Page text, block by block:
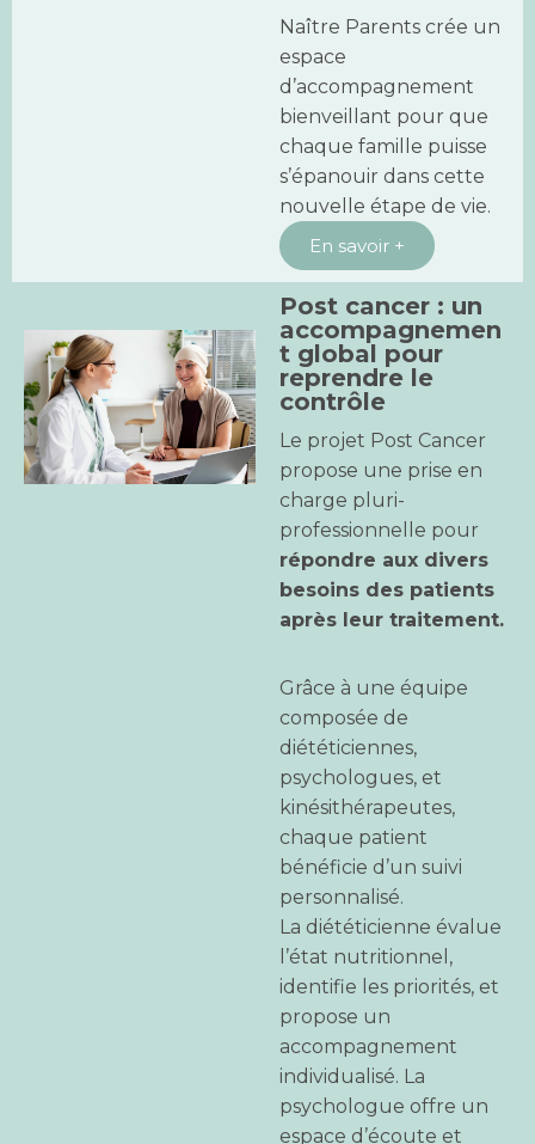
Naître Parents crée un
espace
d’accompagnement
bienveillant pour que
chaque famille puisse
s’épanouir dans cette
nouvelle étape de vie.
En savoir +
Post cancer : un
accompagnemen
t global pour
reprendre le
contrôle
Le projet Post Cancer
propose une prise en
charge pluri-
professionnelle pour
répondre aux divers
besoins des patients
après leur traitement.
Grâce à une équipe
composée de
diététiciennes,
psychologues, et
kinésithérapeutes,
chaque patient
bénéficie d’un suivi
personnalisé.
La diététicienne évalue
l’état nutritionnel,
identifie les priorités, et
propose un
accompagnement
individualisé. La
psychologue offre un
espace d’écoute et